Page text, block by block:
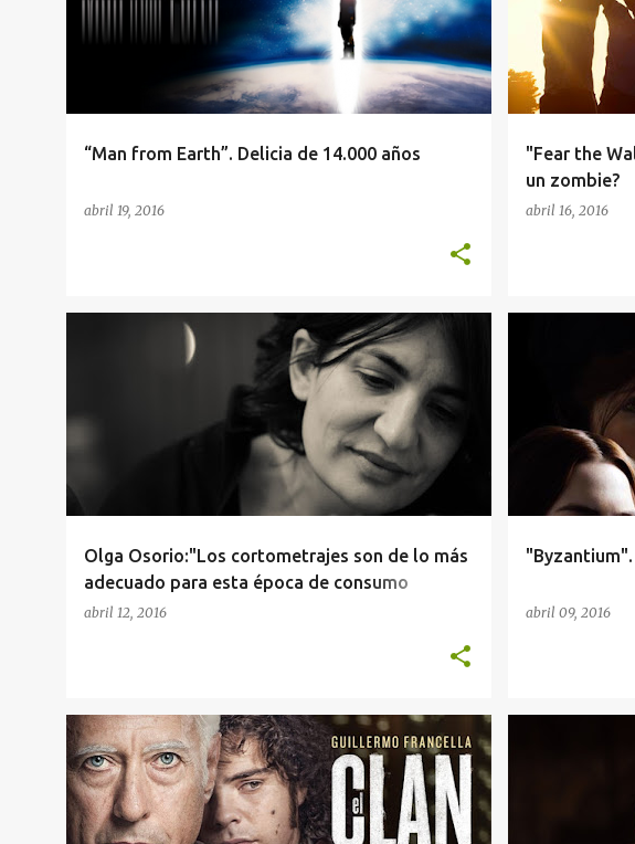
“Man from Earth”. Delicia de 14.000 años
abril 19, 2016
"Fear the
un zombie?
abril 16, 2016
Olga Osorio:"Los cortometrajes son de lo más
adecuado para esta época de consumo
rápido"
abril 12, 2016 abril 09, 2016